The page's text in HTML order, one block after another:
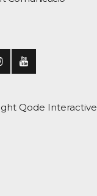
Qode Interactive